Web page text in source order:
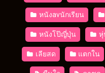
หนังavนักเรียน
หนังโป๊ญี่ปุ่น หุ่
เลียสด แตกใน